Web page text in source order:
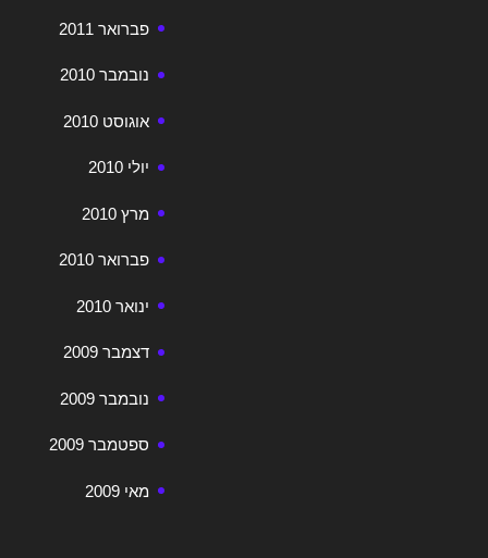
פברואר 2011
נובמבר 2010
אוגוסט 2010
יולי 2010
מרץ 2010
פברואר 2010
ינואר 2010
דצמבר 2009
נובמבר 2009
ספטמבר 2009
מאי 2009